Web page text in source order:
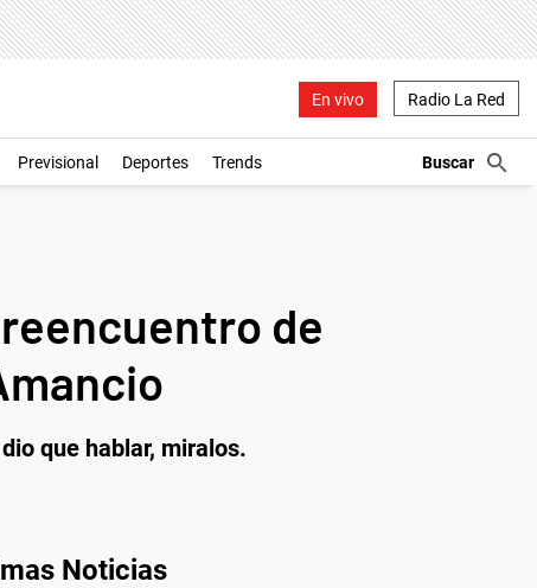
En vivo Radio La Red
Previsional Deportes Trends
de
que hablar, miralos.
Noticias